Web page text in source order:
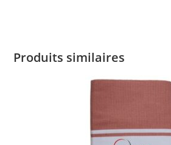
Produits similaires